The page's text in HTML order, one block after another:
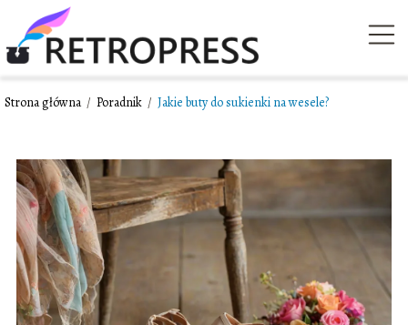
Strona główna / Poradnik / Jakie buty do sukienki na wesele?